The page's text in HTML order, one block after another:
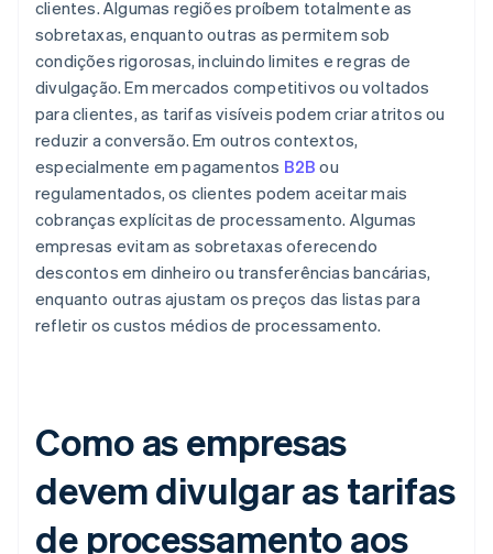
clientes. Algumas regiões proíbem totalmente as
sobretaxas, enquanto outras as permitem sob
condições rigorosas, incluindo limites e regras de
divulgação. Em mercados competitivos ou voltados
para clientes, as tarifas visíveis podem criar atritos ou
reduzir a conversão. Em outros contextos,
especialmente em pagamentos B2B ou
regulamentados, os clientes podem aceitar mais
cobranças explícitas de processamento. Algumas
empresas evitam as sobretaxas oferecendo
descontos em dinheiro ou transferências bancárias,
enquanto outras ajustam os preços das listas para
refletir os custos médios de processamento.
Como as empresas
devem divulgar as tarifas
de processamento aos